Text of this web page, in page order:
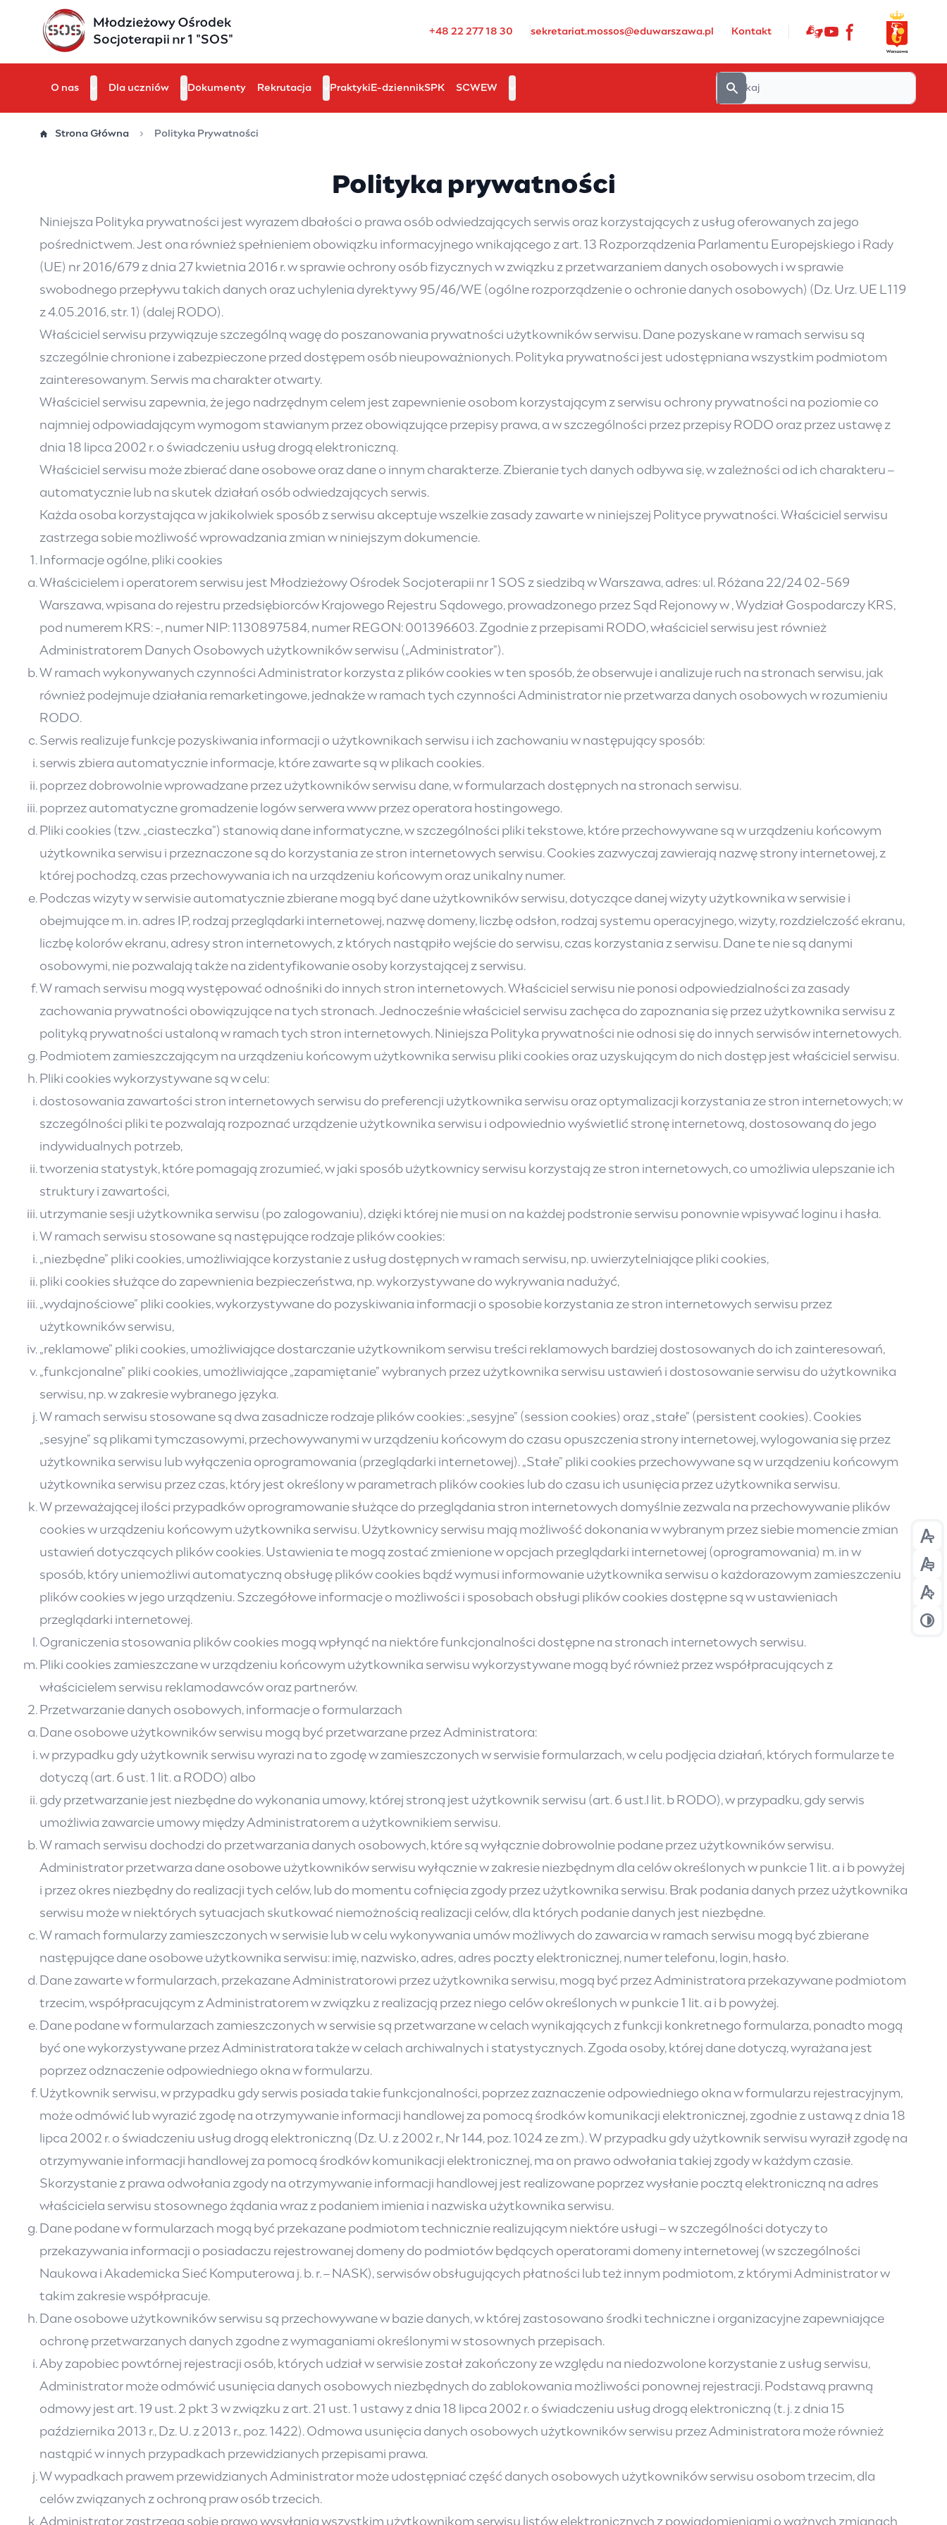
+48 22 277 18 30 sekretariat.mossos@eduwarszawa.pl Kontakt
O nas Dla uczniów Dokumenty Rekrutacja Praktyki E-dziennikSPK SCWEW
Strona Główna Polityka Prywatności
Polityka prywatności
Niniejsza Polityka prywatności jest wyrazem dbałości o prawa osób odwiedzających serwis oraz korzystających z usług oferowanych za jego
pośrednictwem. Jest ona również spełnieniem obowiązku informacyjnego wnikającego z art. 13 Rozporządzenia Parlamentu Europejskiego i Rady
(UE) nr 2016/679 z dnia 27 kwietnia 2016 r. w sprawie ochrony osób fizycznych w związku z przetwarzaniem danych osobowych i w sprawie
swobodnego przepływu takich danych oraz uchylenia dyrektywy 95/46/WE (ogólne rozporządzenie o ochronie danych osobowych) (Dz. Urz. UE L119
z 4.05.2016, str. 1) (dalej RODO).
Właściciel serwisu przywiązuje szczególną wagę do poszanowania prywatności użytkowników serwisu. Dane pozyskane w ramach serwisu są
szczególnie chronione i zabezpieczone przed dostępem osób nieupoważnionych. Polityka prywatności jest udostępniana wszystkim podmiotom
zainteresowanym. Serwis ma charakter otwarty.
Właściciel serwisu zapewnia, że jego nadrzędnym celem jest zapewnienie osobom korzystającym z serwisu ochrony prywatności na poziomie co
najmniej odpowiadającym wymogom stawianym przez obowiązujące przepisy prawa, a w szczególności przez przepisy RODO oraz przez ustawę z
dnia 18 lipca 2002 r. o świadczeniu usług drogą elektroniczną.
Właściciel serwisu może zbierać dane osobowe oraz dane o innym charakterze. Zbieranie tych danych odbywa się, w zależności od ich charakteru –
automatycznie lub na skutek działań osób odwiedzających serwis.
Każda osoba korzystająca w jakikolwiek sposób z serwisu akceptuje wszelkie zasady zawarte w niniejszej Polityce prywatności. Właściciel serwisu
zastrzega sobie możliwość wprowadzania zmian w niniejszym dokumencie.
Informacje ogólne, pliki cookies
Właścicielem i operatorem serwisu jest Młodzieżowy Ośrodek Socjoterapii nr 1 SOS z siedzibą w Warszawa, adres: ul. Różana 22/24 02-569
Warszawa, wpisana do rejestru przedsiębiorców Krajowego Rejestru Sądowego, prowadzonego przez Sąd Rejonowy w , Wydział Gospodarczy KRS,
pod numerem KRS: -, numer NIP: 1130897584, numer REGON: 001396603. Zgodnie z przepisami RODO, właściciel serwisu jest również
Administratorem Danych Osobowych użytkowników serwisu („Administrator”).
W ramach wykonywanych czynności Administrator korzysta z plików cookies w ten sposób, że obserwuje i analizuje ruch na stronach serwisu, jak
również podejmuje działania remarketingowe, jednakże w ramach tych czynności Administrator nie przetwarza danych osobowych w rozumieniu
RODO.
Serwis realizuje funkcje pozyskiwania informacji o użytkownikach serwisu i ich zachowaniu w następujący sposób:
serwis zbiera automatycznie informacje, które zawarte są w plikach cookies.
poprzez dobrowolnie wprowadzane przez użytkowników serwisu dane, w formularzach dostępnych na stronach serwisu.
poprzez automatyczne gromadzenie logów serwera www przez operatora hostingowego.
Pliki cookies (tzw. „ciasteczka”) stanowią dane informatyczne, w szczególności pliki tekstowe, które przechowywane są w urządzeniu końcowym
użytkownika serwisu i przeznaczone są do korzystania ze stron internetowych serwisu. Cookies zazwyczaj zawierają nazwę strony internetowej, z
której pochodzą, czas przechowywania ich na urządzeniu końcowym oraz unikalny numer.
Podczas wizyty w serwisie automatycznie zbierane mogą być dane użytkowników serwisu, dotyczące danej wizyty użytkownika w serwisie i
obejmujące m. in. adres IP, rodzaj przeglądarki internetowej, nazwę domeny, liczbę odsłon, rodzaj systemu operacyjnego, wizyty, rozdzielczość ekranu,
liczbę kolorów ekranu, adresy stron internetowych, z których nastąpiło wejście do serwisu, czas korzystania z serwisu. Dane te nie są danymi
osobowymi, nie pozwalają także na zidentyfikowanie osoby korzystającej z serwisu.
W ramach serwisu mogą występować odnośniki do innych stron internetowych. Właściciel serwisu nie ponosi odpowiedzialności za zasady
zachowania prywatności obowiązujące na tych stronach. Jednocześnie właściciel serwisu zachęca do zapoznania się przez użytkownika serwisu z
polityką prywatności ustaloną w ramach tych stron internetowych. Niniejsza Polityka prywatności nie odnosi się do innych serwisów internetowych.
Podmiotem zamieszczającym na urządzeniu końcowym użytkownika serwisu pliki cookies oraz uzyskującym do nich dostęp jest właściciel serwisu.
Pliki cookies wykorzystywane są w celu:
dostosowania zawartości stron internetowych serwisu do preferencji użytkownika serwisu oraz optymalizacji korzystania ze stron internetowych; w
szczególności pliki te pozwalają rozpoznać urządzenie użytkownika serwisu i odpowiednio wyświetlić stronę internetową, dostosowaną do jego
indywidualnych potrzeb,
tworzenia statystyk, które pomagają zrozumieć, w jaki sposób użytkownicy serwisu korzystają ze stron internetowych, co umożliwia ulepszanie ich
struktury i zawartości,
utrzymanie sesji użytkownika serwisu (po zalogowaniu), dzięki której nie musi on na każdej podstronie serwisu ponownie wpisywać loginu i hasła.
W ramach serwisu stosowane są następujące rodzaje plików cookies:
„niezbędne” pliki cookies, umożliwiające korzystanie z usług dostępnych w ramach serwisu, np. uwierzytelniające pliki cookies,
pliki cookies służące do zapewnienia bezpieczeństwa, np. wykorzystywane do wykrywania nadużyć,
„wydajnościowe” pliki cookies, wykorzystywane do pozyskiwania informacji o sposobie korzystania ze stron internetowych serwisu przez
użytkowników serwisu,
„reklamowe” pliki cookies, umożliwiające dostarczanie użytkownikom serwisu treści reklamowych bardziej dostosowanych do ich zainteresowań,
„funkcjonalne” pliki cookies, umożliwiające „zapamiętanie” wybranych przez użytkownika serwisu ustawień i dostosowanie serwisu do użytkownika
serwisu, np. w zakresie wybranego języka.
W ramach serwisu stosowane są dwa zasadnicze rodzaje plików cookies: „sesyjne” (session cookies) oraz „stałe” (persistent cookies). Cookies
„sesyjne” są plikami tymczasowymi, przechowywanymi w urządzeniu końcowym do czasu opuszczenia strony internetowej, wylogowania się przez
użytkownika serwisu lub wyłączenia oprogramowania (przeglądarki internetowej). „Stałe” pliki cookies przechowywane są w urządzeniu końcowym
użytkownika serwisu przez czas, który jest określony w parametrach plików cookies lub do czasu ich usunięcia przez użytkownika serwisu.
W przeważającej ilości przypadków oprogramowanie służące do przeglądania stron internetowych domyślnie zezwala na przechowywanie plików
cookies w urządzeniu końcowym użytkownika serwisu. Użytkownicy serwisu mają możliwość dokonania w wybranym przez siebie momencie zmian
ustawień dotyczących plików cookies. Ustawienia te mogą zostać zmienione w opcjach przeglądarki internetowej (oprogramowania) m. in w
sposób, który uniemożliwi automatyczną obsługę plików cookies bądź wymusi informowanie użytkownika serwisu o każdorazowym zamieszczeniu
plików cookies w jego urządzeniu. Szczegółowe informacje o możliwości i sposobach obsługi plików cookies dostępne są w ustawieniach
przeglądarki internetowej.
Ograniczenia stosowania plików cookies mogą wpłynąć na niektóre funkcjonalności dostępne na stronach internetowych serwisu.
Pliki cookies zamieszczane w urządzeniu końcowym użytkownika serwisu wykorzystywane mogą być również przez współpracujących z
właścicielem serwisu reklamodawców oraz partnerów.
Przetwarzanie danych osobowych, informacje o formularzach
Dane osobowe użytkowników serwisu mogą być przetwarzane przez Administratora:
w przypadku gdy użytkownik serwisu wyrazi na to zgodę w zamieszczonych w serwisie formularzach, w celu podjęcia działań, których formularze te
dotyczą (art. 6 ust. 1 lit. a RODO) albo
gdy przetwarzanie jest niezbędne do wykonania umowy, której stroną jest użytkownik serwisu (art. 6 ust.l lit. b RODO), w przypadku, gdy serwis
umożliwia zawarcie umowy między Administratorem a użytkownikiem serwisu.
W ramach serwisu dochodzi do przetwarzania danych osobowych, które są wyłącznie dobrowolnie podane przez użytkowników serwisu.
Administrator przetwarza dane osobowe użytkowników serwisu wyłącznie w zakresie niezbędnym dla celów określonych w punkcie 1 lit. a i b powyżej
i przez okres niezbędny do realizacji tych celów, lub do momentu cofnięcia zgody przez użytkownika serwisu. Brak podania danych przez użytkownika
serwisu może w niektórych sytuacjach skutkować niemożnością realizacji celów, dla których podanie danych jest niezbędne.
W ramach formularzy zamieszczonych w serwisie lub w celu wykonywania umów możliwych do zawarcia w ramach serwisu mogą być zbierane
następujące dane osobowe użytkownika serwisu: imię, nazwisko, adres, adres poczty elektronicznej, numer telefonu, login, hasło.
Dane zawarte w formularzach, przekazane Administratorowi przez użytkownika serwisu, mogą być przez Administratora przekazywane podmiotom
trzecim, współpracującym z Administratorem w związku z realizacją przez niego celów określonych w punkcie 1 lit. a i b powyżej.
Dane podane w formularzach zamieszczonych w serwisie są przetwarzane w celach wynikających z funkcji konkretnego formularza, ponadto mogą
być one wykorzystywane przez Administratora także w celach archiwalnych i statystycznych. Zgoda osoby, której dane dotyczą, wyrażana jest
poprzez odznaczenie odpowiedniego okna w formularzu.
Użytkownik serwisu, w przypadku gdy serwis posiada takie funkcjonalności, poprzez zaznaczenie odpowiedniego okna w formularzu rejestracyjnym,
może odmówić lub wyrazić zgodę na otrzymywanie informacji handlowej za pomocą środków komunikacji elektronicznej, zgodnie z ustawą z dnia 18
lipca 2002 r. o świadczeniu usług drogą elektroniczną (Dz. U. z 2002 r., Nr 144, poz. 1024 ze zm.). W przypadku gdy użytkownik serwisu wyraził zgodę na
otrzymywanie informacji handlowej za pomocą środków komunikacji elektronicznej, ma on prawo odwołania takiej zgody w każdym czasie.
Skorzystanie z prawa odwołania zgody na otrzymywanie informacji handlowej jest realizowane poprzez wysłanie pocztą elektroniczną na adres
właściciela serwisu stosownego żądania wraz z podaniem imienia i nazwiska użytkownika serwisu.
Dane podane w formularzach mogą być przekazane podmiotom technicznie realizującym niektóre usługi – w szczególności dotyczy to
przekazywania informacji o posiadaczu rejestrowanej domeny do podmiotów będących operatorami domeny internetowej (w szczególności
Naukowa i Akademicka Sieć Komputerowa j. b. r. – NASK), serwisów obsługujących płatności lub też innym podmiotom, z którymi Administrator w
takim zakresie współpracuje.
Dane osobowe użytkowników serwisu są przechowywane w bazie danych, w której zastosowano środki techniczne i organizacyjne zapewniające
ochronę przetwarzanych danych zgodne z wymaganiami określonymi w stosownych przepisach.
Aby zapobiec powtórnej rejestracji osób, których udział w serwisie został zakończony ze względu na niedozwolone korzystanie z usług serwisu,
Administrator może odmówić usunięcia danych osobowych niezbędnych do zablokowania możliwości ponownej rejestracji. Podstawą prawną
odmowy jest art. 19 ust. 2 pkt 3 w związku z art. 21 ust. 1 ustawy z dnia 18 lipca 2002 r. o świadczeniu usług drogą elektroniczną (t. j. z dnia 15
października 2013 r., Dz. U. z 2013 r., poz. 1422). Odmowa usunięcia danych osobowych użytkowników serwisu przez Administratora może również
nastąpić w innych przypadkach przewidzianych przepisami prawa.
W wypadkach prawem przewidzianych Administrator może udostępniać część danych osobowych użytkowników serwisu osobom trzecim, dla
celów związanych z ochroną praw osób trzecich.
Administrator zastrzega sobie prawo wysyłania wszystkim użytkownikom serwisu listów elektronicznych z powiadomieniami o ważnych zmianach